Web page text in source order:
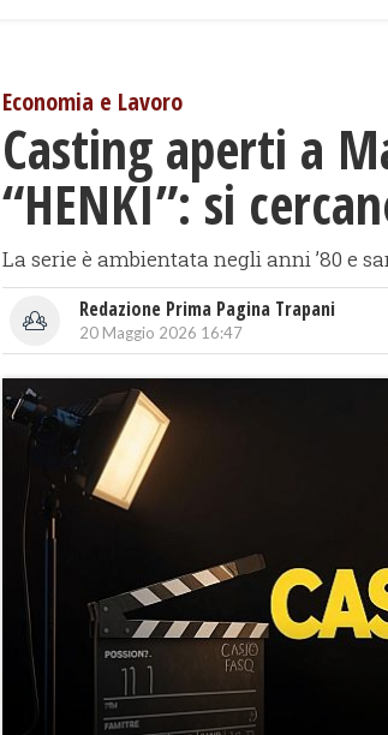
Economia e Lavoro
Casting aperti a
“HENKI”: si
La serie è ambientata negli anni ’80 e
Redazione Prima Pagina Trapani
20 Maggio 2026 16:47